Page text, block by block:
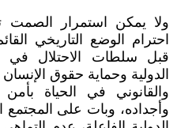
ولا يمكن استمرار الصمت
احترام الوضع التاريخي
قبل سلطات الاحتلال في
الدولية وحماية حقوق
والقانوني في الحياة
وأجداده، وبات على المجتمع